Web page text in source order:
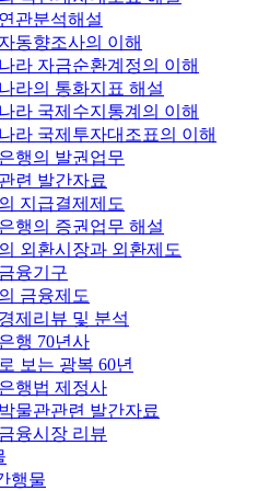
관분석해설
동향조사의 이해
라 자금순환계정의 이해
라의 통화지표 해설
라 국제수지통계의 이해
라 국제투자대조표의 이해
행의 발권업무
련 발간자료
지급결제제도
행의 증권업무 해설
외환시장과 외환제도
융기구
금융제도
제리뷰 및 분석
행 70년사
보는 광복 60년
행법 제정사
물관관련 발간자료
융시장 리뷰
행물